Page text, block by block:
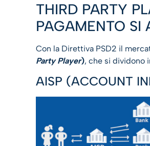
THIRD PARTY
PAGAMENTO SI
Con la Direttiva PSD2 il
Party Player), che si dividono
AISP (ACCOUNT